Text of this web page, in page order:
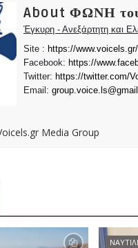
About ΦΩΝΗ
Έγκυρη - Ανεξάρτητη και
Site : https://www.voicels.gr/
Facebook: https://
Twitter: https://twitter.com/
Email:
Media Group